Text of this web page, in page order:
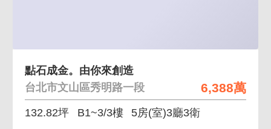
6,388萬
點石成金。由你來創造
台北市文山區秀明路一段
132.82坪 B1~3/3樓 5房(室)3廳3衛